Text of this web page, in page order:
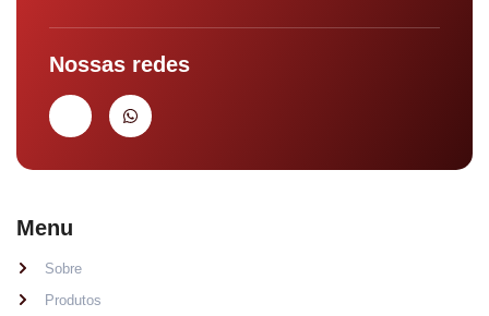
Nossas redes
Menu
Sobre
Produtos